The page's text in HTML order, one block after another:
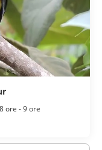
8 ore - 9 ore